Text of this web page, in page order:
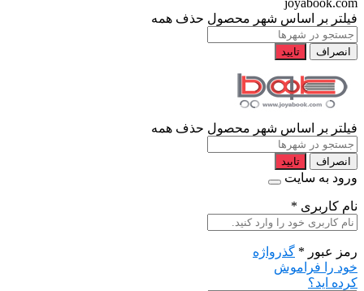
joyabook.com
فیلتر بر اساس شهر محصول حذف همه
انصراف تایید
فیلتر بر اساس شهر محصول حذف همه
انصراف تایید
ورود به سایت
نام کاربری *
رمز عبور * گذرواژه
خود را فراموش
کرده اید؟